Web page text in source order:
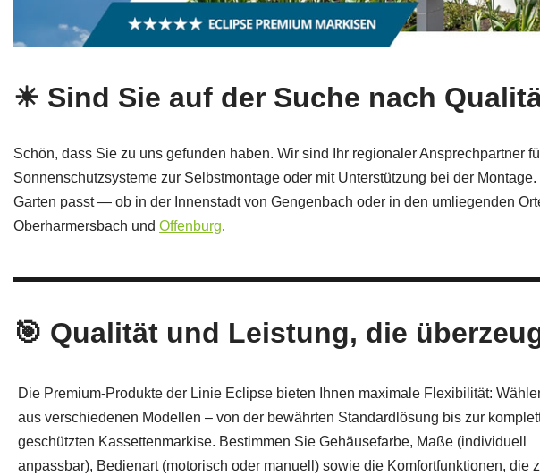
☀ Sind Sie auf der Suche nach
Schön, dass Sie zu uns gefunden haben. Wir sind Ihr regionaler
Sonnenschutzsysteme zur Selbstmontage oder mit Unterstützung bei der
Garten passt — ob in der Innenstadt von Gengenbach oder in den umliegenden
Oberharmersbach und Offenburg.
🎯 Qualität und Leistung, die
Die Premium-Produkte der Linie Eclipse bieten Ihnen maximale Flexibilität:
aus verschiedenen Modellen – von der bewährten Standardlösung bis zur
geschützten Kassettenmarkise. Bestimmen Sie Gehäusefarbe, Maße (individuell
anpassbar), Bedienart (motorisch oder manuell) sowie die Komfortfunktionen, die